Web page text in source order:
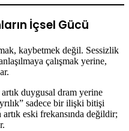
İçsel Gücü
kaybetmek değil. Sessizlik
çalışmak yerine,
duygusal dram yerine
sadece bir ilişki bitişi
eski frekansında değildir;